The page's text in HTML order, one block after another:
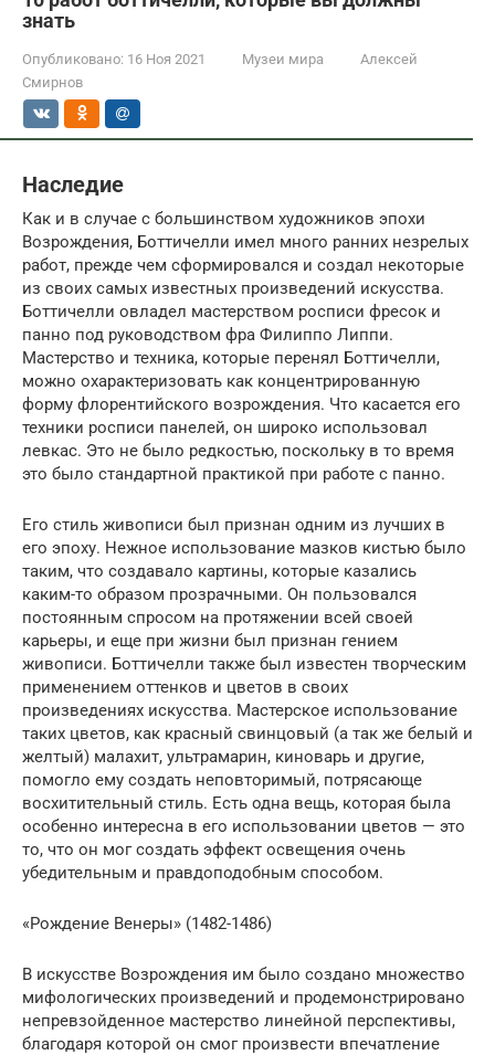
знать
Опубликовано: 16 Ноя 2021 Музеи мира
Алексей
Смирнов
Наследие
Как и в случае с большинством художников эпохи
Возрождения, Боттичелли имел много ранних незрелых
работ, прежде чем сформировался и создал некоторые
из своих самых известных произведений искусства.
Боттичелли овладел мастерством росписи фресок и
панно под руководством фра Филиппо Липпи.
Мастерство и техника, которые перенял Боттичелли,
можно охарактеризовать как концентрированную
форму флорентийского возрождения. Что касается его
техники росписи панелей, он широко использовал
левкас. Это не было редкостью, поскольку в то время
это было стандартной практикой при работе с панно.
Его стиль живописи был признан одним из лучших в
его эпоху. Нежное использование мазков кистью было
таким, что создавало картины, которые казались
каким-то образом прозрачными. Он пользовался
постоянным спросом на протяжении всей своей
карьеры, и еще при жизни был признан гением
живописи. Боттичелли также был известен творческим
применением оттенков и цветов в своих
произведениях искусства. Мастерское использование
таких цветов, как красный свинцовый (а так же белый и
желтый) малахит, ультрамарин, киноварь и другие,
помогло ему создать неповторимый, потрясающе
восхитительный стиль. Есть одна вещь, которая была
особенно интересна в его использовании цветов — это
то, что он мог создать эффект освещения очень
убедительным и правдоподобным способом.
«Рождение Венеры» (1482-1486)
В искусстве Возрождения им было создано множество
мифологических произведений и продемонстрировано
непревзойденное мастерство линейной перспективы,
благодаря которой он смог произвести впечатление